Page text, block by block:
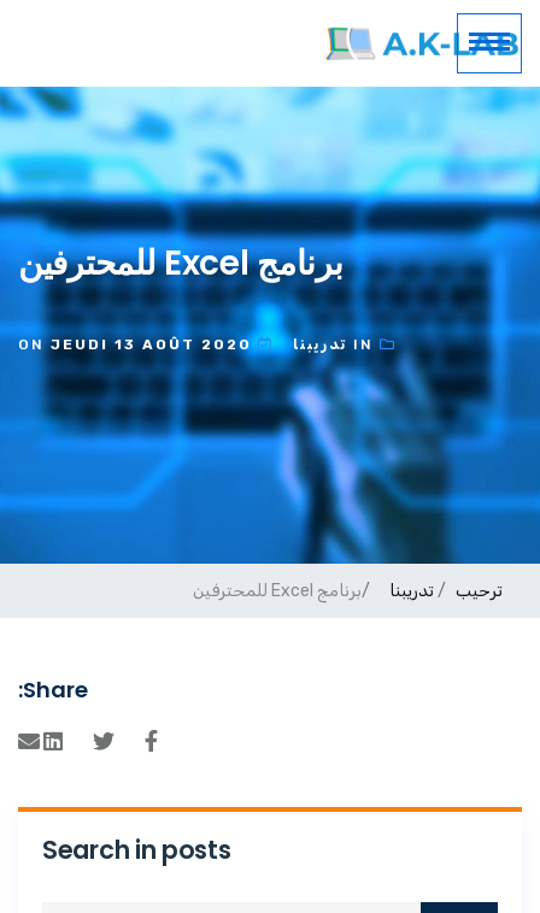
برنامج Excel للمحترفين
IN تدريبنا ON
JEUDI 13 AOÛT 2020
ترحيب تدريبنا برنامج Excel للمحترفين
Share:
Search in posts